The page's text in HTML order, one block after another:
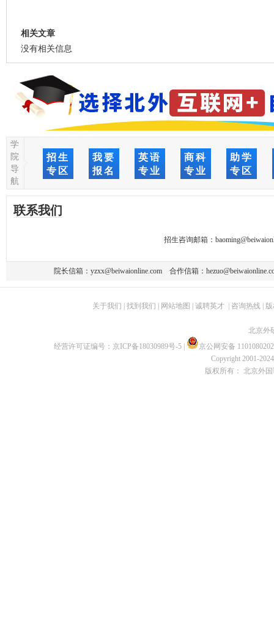
相关文章
没有相关信息
学
院
导
航
招生
专区
我要
报名
英语
专业
商科
专业
助学
专区
联系我们
招生咨询邮箱：
院长信箱： yzxx@beiwaionline.com 合作信箱：
关于我们 找到我们 网站地图 诚聘英才| 咨询热线|
北京外
经营许可证编号： 京ICP备18030989号-5
京公网安备
Copyright 2001-
版权所有： 北京外